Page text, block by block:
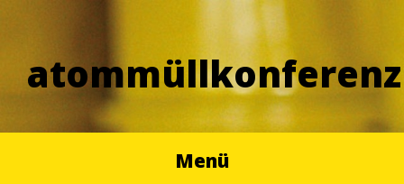
atommüllkonferenz
Menü